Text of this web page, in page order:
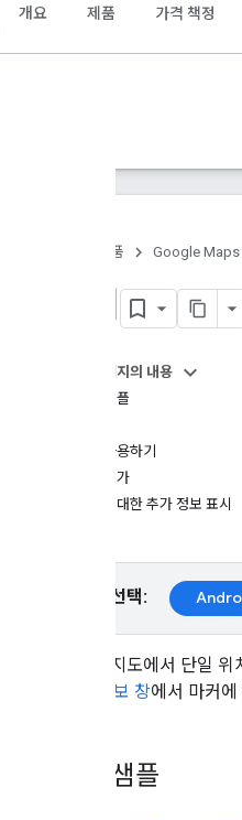
개요 제품 가격 책정
제품 Google
이 페이지의 내용
코드 샘플
마커 사용하기
마커 추가
마커에 대한 추가 정보 표시
플랫폼 선택:
마커는 지도에서 단일
정보 창에서 마커
코드 샘플